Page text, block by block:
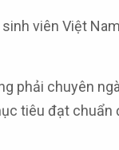
viên Việt
phải chuyên
tiêu đạt